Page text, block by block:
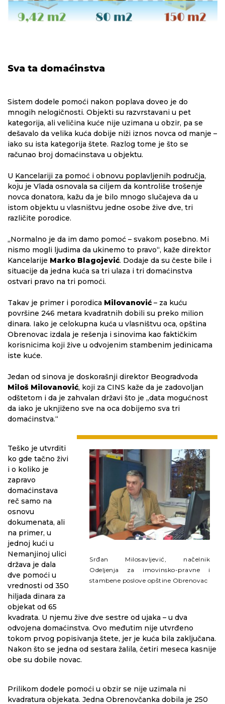
Sva ta domaćinstva
Sistem dodele pomoći nakon poplava doveo je do
mnogih nelogičnosti. Objekti su razvrstavani u pet
kategorija, ali veličina kuće nije uzimana u obzir, pa se
dešavalo da velika kuća dobije niži iznos novca od manje –
iako su ista kategorija štete. Razlog tome je što se
računao broj domaćinstava u objektu.
U Kancelariji za pomoć i obnovu poplavljenih područja,
koju je Vlada osnovala sa ciljem da kontroliše trošenje
novca donatora, kažu da je bilo mnogo slučajeva da u
istom objektu u vlasništvu jedne osobe žive dve, tri
različite porodice.
„Normalno je da im damo pomoć – svakom posebno. Mi
nismo mogli ljudima da ukinemo to pravo“, kaže direktor
Kancelarije Marko Blagojević. Dodaje da su česte bile i
situacije da jedna kuća sa tri ulaza i tri domaćinstva
ostvari pravo na tri pomoći.
Takav je primer i porodica Milovanović – za kuću
površine 246 metara kvadratnih dobili su preko milion
dinara. Iako je celokupna kuća u vlasništvu oca, opština
Obrenovac izdala je rešenja i sinovima kao faktičkim
korisnicima koji žive u odvojenim stambenim jedinicama
iste kuće.
Jedan od sinova je doskorašnji direktor Beogradvoda
Miloš Milovanović, koji za CINS kaže da je zadovoljan
odštetom i da je zahvalan državi što je „data mogućnost
da iako je uknjiženo sve na oca dobijemo sva tri
domaćinstva.“
Srđan Milosavljević, načelnik
Odeljenja za imovinsko-pravne i
stambene poslove opštine Obrenovac
Teško je utvrditi
ko gde tačno živi
i o koliko je
zapravo
domaćinstava
reč samo na
osnovu
dokumenata, ali
na primer, u
jednoj kući u
Nemanjinoj ulici
država je dala
dve pomoći u
vrednosti od 350
hiljada dinara za
objekat od 65
kvadrata. U njemu žive dve sestre od ujaka – u dva
odvojena domaćinstva. Ovo međutim nije utvrđeno
tokom prvog popisivanja štete, jer je kuća bila zaključana.
Nakon što se jedna od sestara žalila, četiri meseca kasnije
obe su dobile novac.
Prilikom dodele pomoći u obzir se nije uzimala ni
kvadratura objekata. Jedna Obrenovčanka dobila je 250